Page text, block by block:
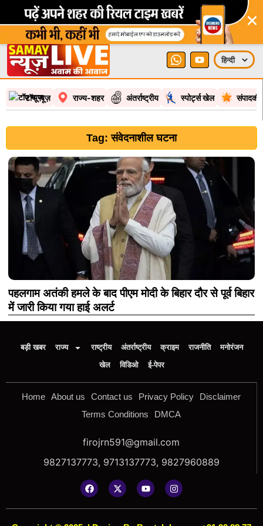
×
टॉप न्यूज़ राज्य-शहर अंतर्राष्ट्रीय स्पोर्ट्स खेल
Tag: संवेदनाशील घटना
पहलगाम अतंकी हमले के बाद पीएम मोदी के बिहार दौर से पूर्व बिहार
में जारी किया गया हाई अलर्ट
बड़ी खबर राज्य राष्ट्रीय अंतर्राष्ट्रीय क्राइम राजनीति
मनोरंजन
खेल
विडिओ ई-पेपर
Home About us Contact us Privacy Policy
Disclaimer
Terms Conditions
DMCA
firojrn591@gmail.com
9827137773, 9713137773, 9827960889